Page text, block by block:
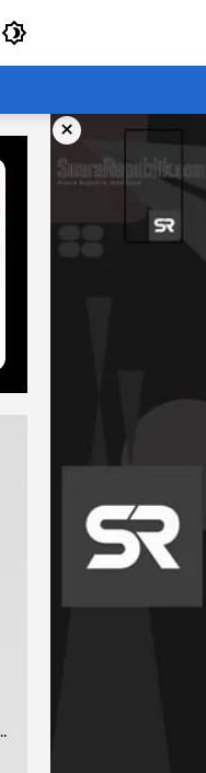
×